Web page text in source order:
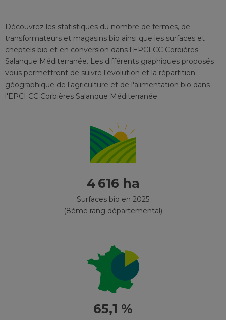
Découvrez les statistiques du nombre de fermes, de
transformateurs et magasins bio ainsi que les surfaces et
cheptels bio et en conversion dans l'EPCI CC Corbières
Salanque Méditerranée. Les différents graphiques proposés
vous permettront de suivre l'évolution et la répartition
géographique de l'agriculture et de l'alimentation bio dans
l'EPCI CC Corbières Salanque Méditerranée
4 616 ha
Surfaces bio en 2025
(8ème rang départemental)
65,1 %